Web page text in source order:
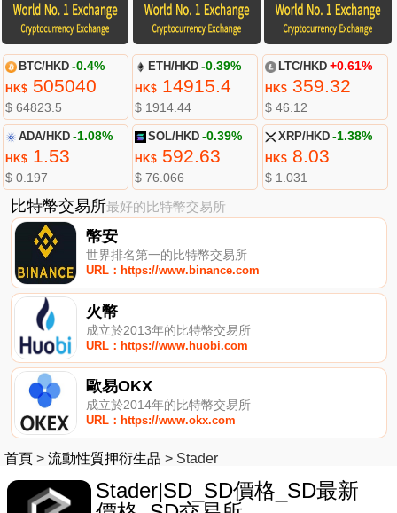
BTC/HKD -0.4%
HK$505040
$ 64823.5
ETH/HKD -0.39%
HK$ 14915.4
$ 1914.44
LTC/HKD +0.61%
HK$359.32
$ 46.12
ADA/HKD -1.08%
HK$1.53
$ 0.197
SOL/HKD -0.39%
HK$ 592.63
$ 76.066
XRP/HKD -1.38%
HK$8.03
$ 1.031
比特幣交易所最好的比特幣交易所
幣安
世界排名第一的比特幣交易所
URL：https://www.binance.com
火幣
成立於2013年的比特幣交易所
URL：https://www.huobi.com
歐易OKX
成立於2014年的比特幣交易所
URL：https://www.okx.com
首頁 > 流動性質押衍生品 > Stader
Stader|SD_SD價格_SD最新